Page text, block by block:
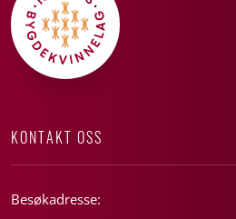
KONTAKT OSS
Besøkadresse: